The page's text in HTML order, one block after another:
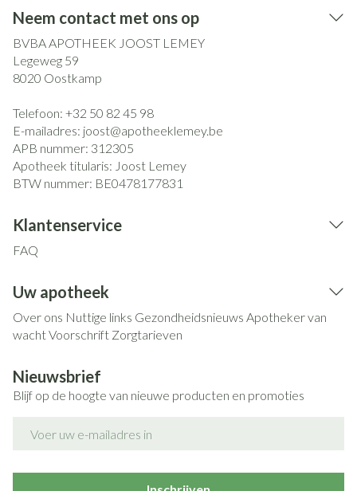
Neem contact met ons op
BVBA APOTHEEK JOOST LEMEY
Legeweg 59
8020 Oostkamp
Telefoon: +32 50 82 45 98
E-mailadres: joost@apotheeklemey.be
APB nummer: 312305
Apotheek titularis: Joost Lemey
BTW nummer: BE0478177831
Klantenservice
FAQ
Uw apotheek
Over ons Nuttige links Gezondheidsnieuws Apotheker van
wachtVoorschrift Zorgtarieven
Nieuwsbrief
Blijf op de hoogte van nieuwe producten en promoties